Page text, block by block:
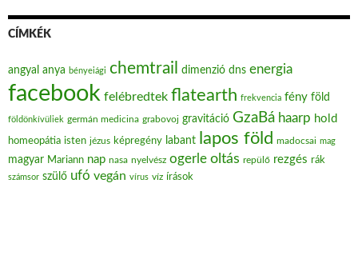
CÍMKÉK
angyal anya bényeiági chemtrail dimenzió dns energia
facebook felébredtek flatearth frekvencia fény föld
földönkívüliek germán medicina grabovoj gravitáció GzaBá haarp hold
homeopátia isten jézus képregény labant lapos föld madocsai mag
magyar Mariann nap nasa nyelvész ogerle oltás repülő rezgés rák
számsor szülő ufó vegán vírus víz írások